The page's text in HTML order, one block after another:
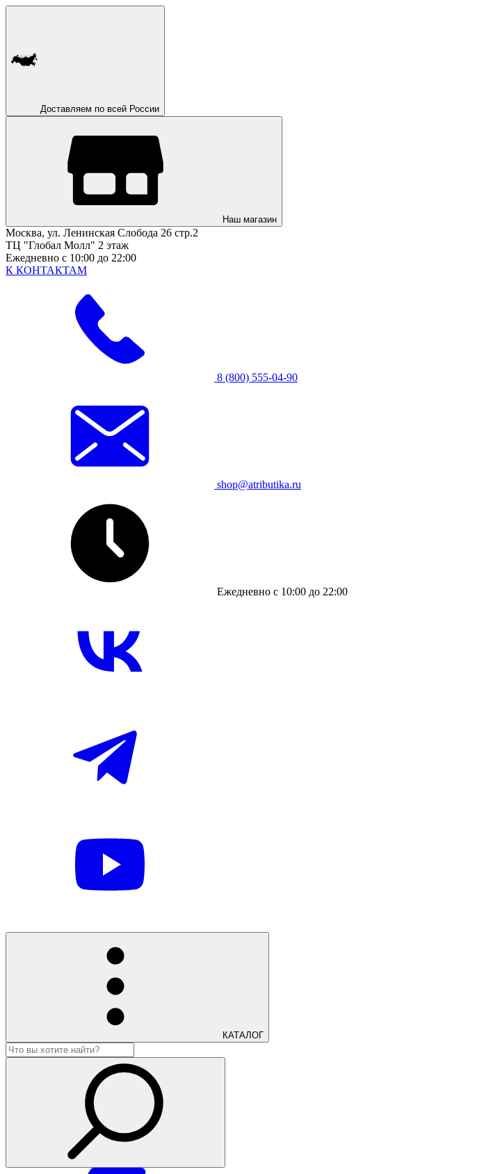
Доставляем по всей России
Наш магазин
Москва, ул. Ленинская Слобода 26 стр.2
ТЦ "Глобал Молл" 2 этаж
Ежедневно с 10:00 до 22:00
К КОНТАКТАМ
8 (800) 555-04-90
shop@atributika.ru
Ежедневно с 10:00 до 22:00
КАТАЛОГ